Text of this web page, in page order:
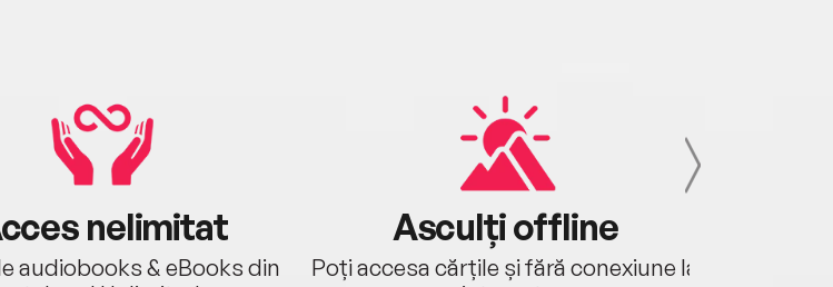
nelimitat
audiobooks & eBooks din
Asculți offline
Poți accesa cărțile și fără conexiune la